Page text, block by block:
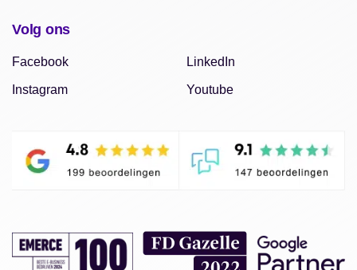
Volg ons
Facebook
Instagram
LinkedIn
Youtube